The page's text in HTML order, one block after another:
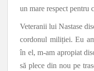
un mare respect pentru
Veteranii lui Nastase
cordonul miliției. Eu
în el, m-am apropiat
să plece din nou pe